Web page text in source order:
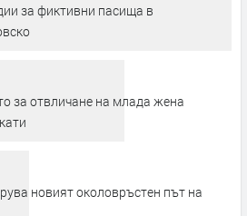
за фиктивни пасища в
за отвличане на млада жена
новият околовръстен път на